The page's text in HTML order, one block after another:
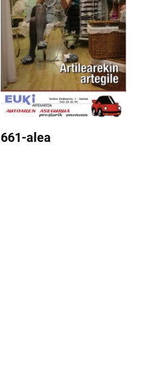
661-alea